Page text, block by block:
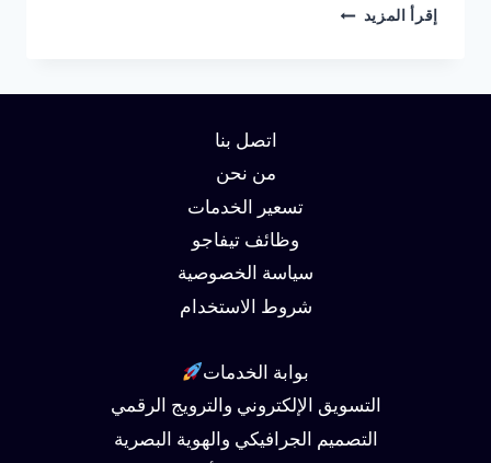
إقرأ المزيد شركة
اتصل بنا
من نحن
تسعير الخدمات
وظائف تيفاجو
سياسة الخصوصية
شروط الاستخدام
بوابة الخدمات
التسويق الإلكتروني والترويج الرقمي
التصميم الجرافيكي والهوية البصرية